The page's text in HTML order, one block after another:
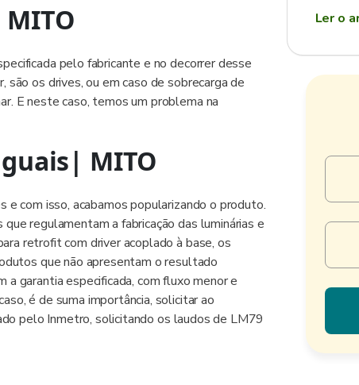
pelo fabricante e no decorrer desse
os drives, ou em caso de sobrecarga de
E neste caso, temos um problema na
MITO
e com isso, acabamos popularizando o produto.
regulamentam a fabricação das luminárias e
retrofit com driver acoplado à base, os
que não apresentam o resultado
garantia especificada, com fluxo menor e
é de suma importância, solicitar ao
pelo Inmetro, solicitando os laudos de LM79
Ler o